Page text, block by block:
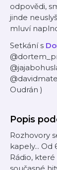
odpovědi,
jinde
mluví
Setkání s
Oudrán )
Popis
Rozhovory
kapely... Od
Rádio, které